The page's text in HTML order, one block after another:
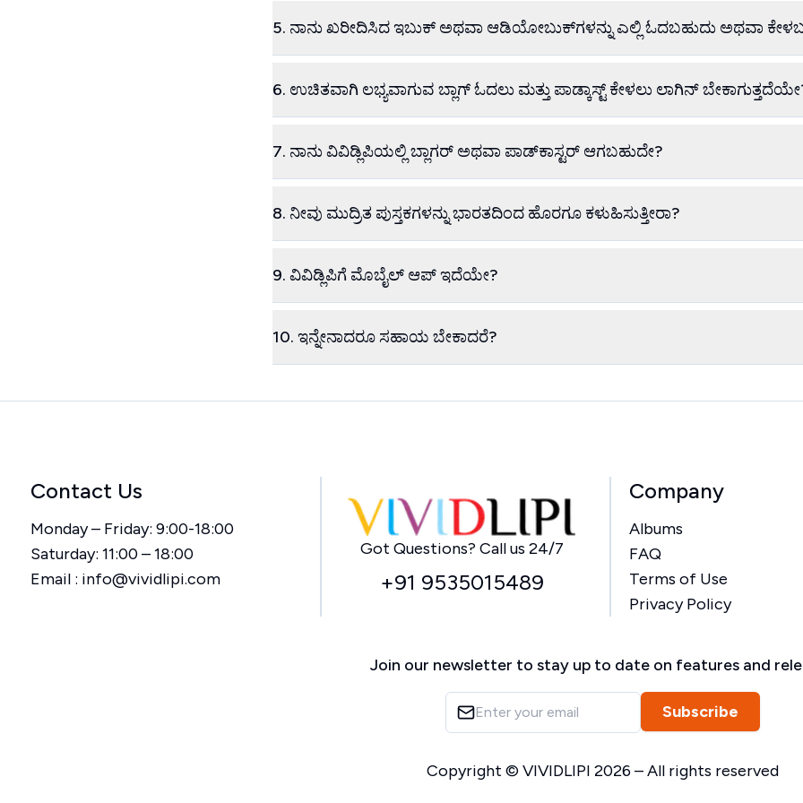
5. ನಾನು ಖರೀದಿಸಿದ ಇಬುಕ್ ಅಥವಾ ಆಡಿಯೋಬುಕ್‌ಗಳನ್ನು ಎಲ್ಲಿ ಓದಬಹುದು ಅಥವಾ
6. ಉಚಿತವಾಗಿ ಲಭ್ಯವಾಗುವ ಬ್ಲಾಗ್ ಓದಲು ಮತ್ತು ಪಾಡ್ಕಾಸ್ಟ್ ಕೇಳಲು ಲಾಗಿನ್
7. ನಾನು ವಿವಿಡ್ಲಿಪಿಯಲ್ಲಿ ಬ್ಲಾಗರ್ ಅಥವಾ ಪಾಡ್‌ಕಾಸ್ಟರ್ ಆಗಬಹುದೇ?
8. ನೀವು ಮುದ್ರಿತ ಪುಸ್ತಕಗಳನ್ನು ಭಾರತದಿಂದ ಹೊರಗೂ ಕಳುಹಿಸುತ್ತೀರಾ?
9. ವಿವಿಡ್ಲಿಪಿಗೆ ಮೊಬೈಲ್ ಆಪ್ ಇದೆಯೇ?
10. ಇನ್ನೇನಾದರೂ ಸಹಾಯ ಬೇಕಾದರೆ?
Contact Us
Monday – Friday: 9:00-18:00
Saturday: 11:00 – 18:00
Email : info@vividlipi.com
Home
Got Questions? Call us 24/7
+91 9535015489
Company
Albums
FAQ
Terms of Use
Privacy Policy
Join our newsletter to stay up to date on features and
Subscribe
Copyright © VIVIDLIPI 2026 – All rights reserved